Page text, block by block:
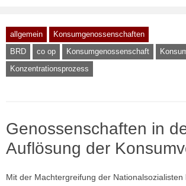
allgemein
Konsumgenossenschaften
BRD
co op Konsumgenossenschaft
Konzentrationsprozess
Genossenschaften in
Auflösung der
Mit der Machtergreifung der Nationalsozialisten